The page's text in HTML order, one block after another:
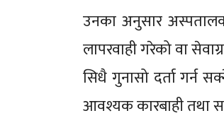
उनका अनुसार
लापरवाही गरेको वा
सिधै गुनासो दर्ता गर्न
आवश्यक कारबाही तथा